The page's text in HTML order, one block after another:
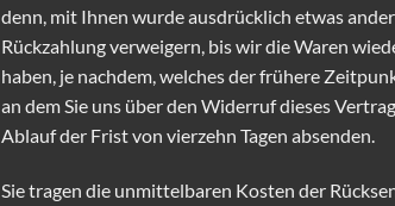
denn, mit Ihnen wurde ausdrücklich etwas
Rückzahlung verweigern, bis wir die Waren
haben, je nachdem, welches der frühere
an dem Sie uns über den Widerruf dieses
Ablauf der Frist von vierzehn Tagen absenden.
Sie tragen die unmittelbaren Kosten der